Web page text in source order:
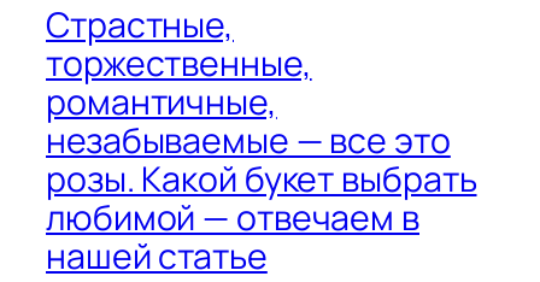
Страстные,
торжественные,
романтичные,
незабываемые — все это
розы. Какой букет выбрать
любимой — отвечаем в
нашей статье